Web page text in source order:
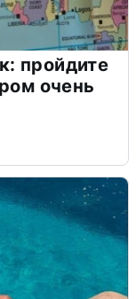
пройдите
очень